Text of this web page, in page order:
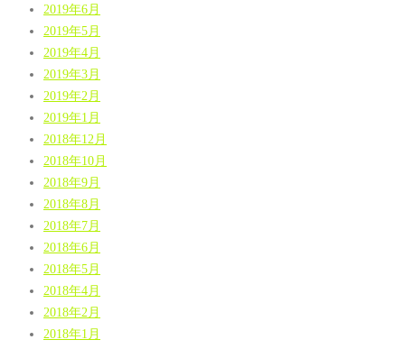
2019年6月
2019年5月
2019年4月
2019年3月
2019年2月
2019年1月
2018年12月
2018年10月
2018年9月
2018年8月
2018年7月
2018年6月
2018年5月
2018年4月
2018年2月
2018年1月